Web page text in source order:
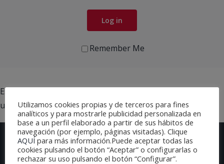
Log in
Remember Me
Este formulario de contacto solo está disponible para
usuarios registrados.
Utilizamos cookies propias y de terceros para fines
analíticos y para mostrarle publicidad personalizada en
base a un perfil elaborado a partir de sus hábitos de
navegación (por ejemplo, páginas visitadas). Clique
AQUÍpara más información.Puede aceptar todas las
cookies pulsando el botón “Aceptar” o configurarlas o
rechazar su uso pulsando el botón “Configurar”.